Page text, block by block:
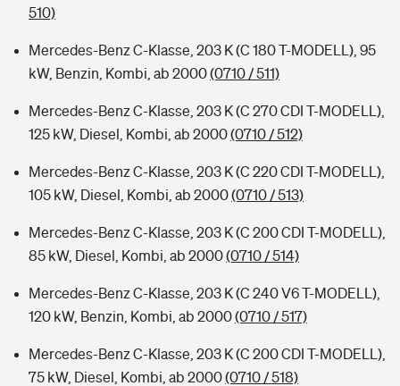
510)
Mercedes-Benz C-Klasse, 203 K (C 180 T-MODELL), 95
kW, Benzin, Kombi, ab 2000(0710 / 511)
Mercedes-Benz C-Klasse, 203 K (C 270 CDI T-MODELL),
125 kW, Diesel, Kombi, ab 2000(0710 / 512)
Mercedes-Benz C-Klasse, 203 K (C 220 CDI T-MODELL),
105 kW, Diesel, Kombi, ab 2000(0710 / 513)
Mercedes-Benz C-Klasse, 203 K (C 200 CDI T-MODELL),
85 kW, Diesel, Kombi, ab 2000(0710 / 514)
Mercedes-Benz C-Klasse, 203 K (C 240 V6 T-MODELL),
120 kW, Benzin, Kombi, ab 2000(0710 / 517)
Mercedes-Benz C-Klasse, 203 K (C 200 CDI T-MODELL),
75 kW, Diesel, Kombi, ab 2000(0710 / 518)